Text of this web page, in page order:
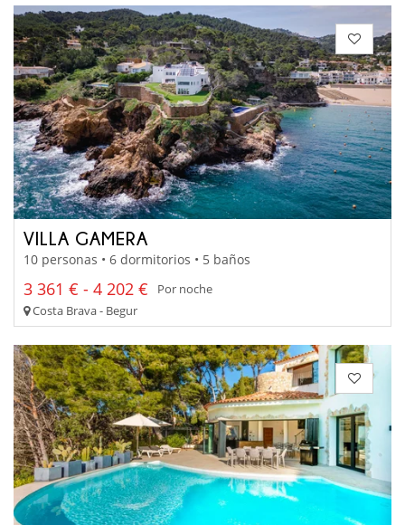
VILLA GAMERA
10 personas • 6 dormitorios • 5 baños
3 361 € - 4 202 €
Por noche
Costa Brava - Begur